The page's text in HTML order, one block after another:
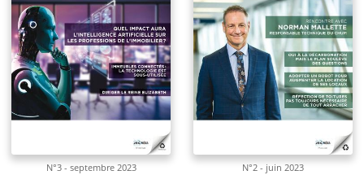
N°3 - septembre 2023 N°2 - juin 2023